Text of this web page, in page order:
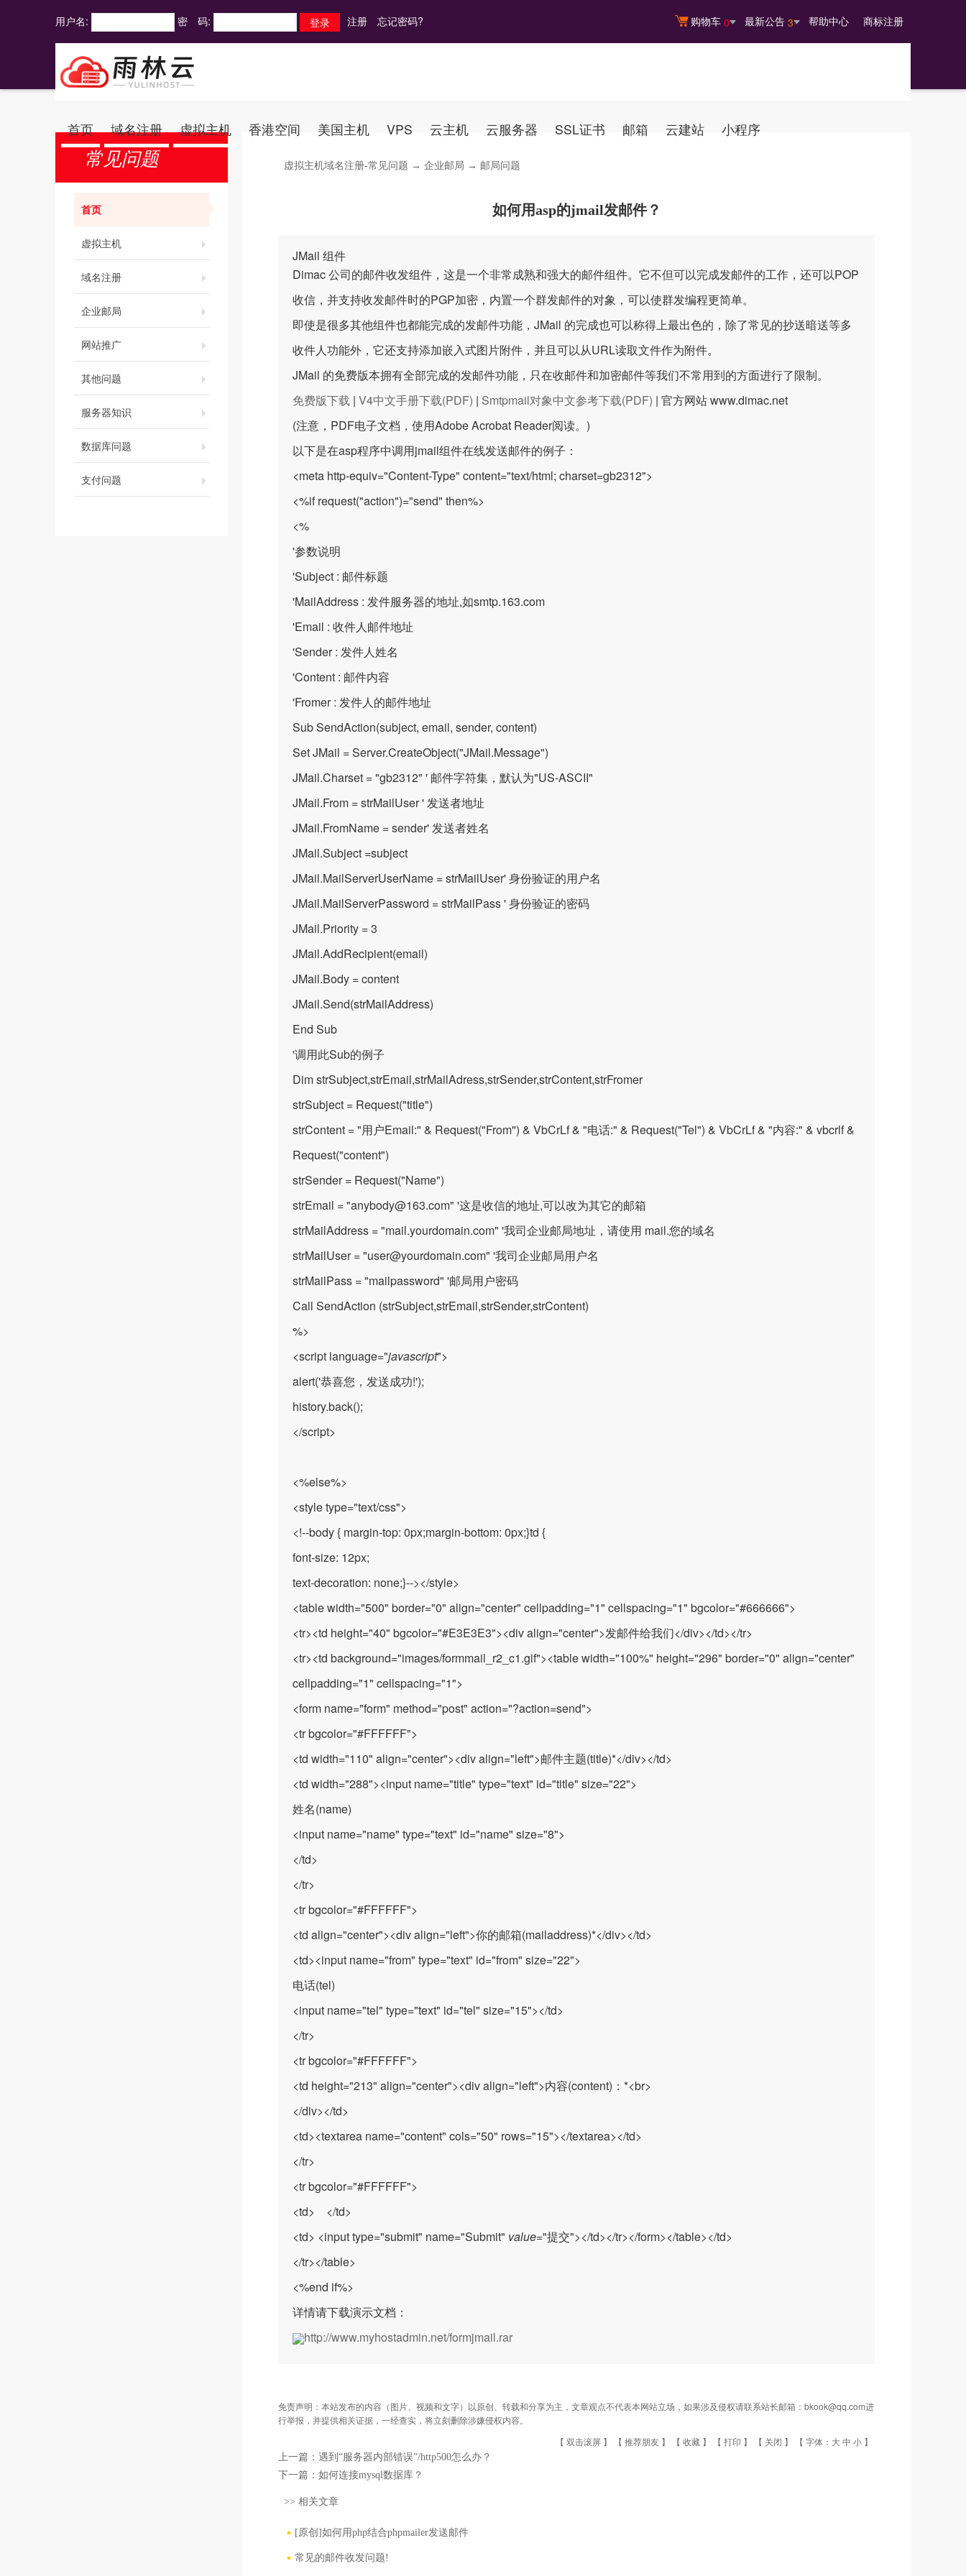
购物车 0 最新公告 3 帮助中心 商标注册
用户名: 密 码: 注册 忘记密码?
首页 域名注册 虚拟主机 香港空间 美国主机 VPS 云主机 云服务器 SSL证书 邮箱 云建站 小程序
常见问题
首页
虚拟主机
域名注册
企业邮局
网站推广
其他问题
服务器知识
数据库问题
支付问题
虚拟主机域名注册-常见问题 → 企业邮局 → 邮局问题
如何用asp的jmail发邮件？
JMail 组件
Dimac 公司的邮件收发组件，这是一个非常成熟和强大的邮件组件。它不但可以完成发邮件的工作，还可以POP
收信，并支持收发邮件时的PGP加密，内置一个群发邮件的对象，可以使群发编程更简单。
即使是很多其他组件也都能完成的发邮件功能，JMail 的完成也可以称得上最出色的，除了常见的抄送暗送等多
收件人功能外，它还支持添加嵌入式图片附件，并且可以从URL读取文件作为附件。
JMail 的免费版本拥有全部完成的发邮件功能，只在收邮件和加密邮件等我们不常用到的方面进行了限制。
免费版下载 | V4中文手册下载(PDF) | Smtpmail对象中文参考下载(PDF) | 官方网站 www.dimac.net
(注意，PDF电子文档，使用Adobe Acrobat Reader阅读。)
以下是在asp程序中调用jmail组件在线发送邮件的例子：
<meta http-equiv="Content-Type" content="text/html; charset=gb2312">
<%if request("action")="send" then%>
<%
'参数说明
'Subject : 邮件标题
'MailAddress : 发件服务器的地址,如smtp.163.com
'Email : 收件人邮件地址
'Sender : 发件人姓名
'Content : 邮件内容
'Fromer : 发件人的邮件地址
Sub SendAction(subject, email, sender, content)
Set JMail = Server.CreateObject("JMail.Message")
JMail.Charset = "gb2312" ' 邮件字符集，默认为"US-ASCII"
JMail.From = strMailUser ' 发送者地址
JMail.FromName = sender' 发送者姓名
JMail.Subject =subject
JMail.MailServerUserName = strMailUser' 身份验证的用户名
JMail.MailServerPassword = strMailPass ' 身份验证的密码
JMail.Priority = 3
JMail.AddRecipient(email)
JMail.Body = content
JMail.Send(strMailAddress)
End Sub
'调用此Sub的例子
Dim strSubject,strEmail,strMailAdress,strSender,strContent,strFromer
strSubject = Request("title")
strContent = "用户Email:" & Request("From") & VbCrLf & "电话:" & Request("Tel") & VbCrLf & "内容:" & vbcrlf &
Request("content")
strSender = Request("Name")
strEmail = "anybody@163.com" '这是收信的地址,可以改为其它的邮箱
strMailAddress = "mail.yourdomain.com" '我司企业邮局地址，请使用 mail.您的域名
strMailUser = "user@yourdomain.com" '我司企业邮局用户名
strMailPass = "mailpassword" '邮局用户密码
Call SendAction (strSubject,strEmail,strSender,strContent)
%>
<script language="javascript">
alert('恭喜您，发送成功!');
history.back();
</script>
<%else%>
<style type="text/css">
<!--body { margin-top: 0px;margin-bottom: 0px;}td {
font-size: 12px;
text-decoration: none;}--></style>
<table width="500" border="0" align="center" cellpadding="1" cellspacing="1" bgcolor="#666666">
<tr><td height="40" bgcolor="#E3E3E3"><div align="center">发邮件给我们</div></td></tr>
<tr><td background="images/formmail_r2_c1.gif"><table width="100%" height="296" border="0" align="center"
cellpadding="1" cellspacing="1">
<form name="form" method="post" action="?action=send">
<tr bgcolor="#FFFFFF">
<td width="110" align="center"><div align="left">邮件主题(title)*</div></td>
<td width="288"><input name="title" type="text" id="title" size="22">
姓名(name)
<input name="name" type="text" id="name" size="8">
</td>
</tr>
<tr bgcolor="#FFFFFF">
<td align="center"><div align="left">你的邮箱(mailaddress)*</div></td>
<td><input name="from" type="text" id="from" size="22">
电话(tel)
<input name="tel" type="text" id="tel" size="15"></td>
</tr>
<tr bgcolor="#FFFFFF">
<td height="213" align="center"><div align="left">内容(content)：*<br>
</div></td>
<td><textarea name="content" cols="50" rows="15"></textarea></td>
</tr>
<tr bgcolor="#FFFFFF">
<td> </td>
<td> <input type="submit" name="Submit" value="提交"></td></tr></form></table></td>
</tr></table>
<%end if%>
详情请下载演示文档：
http://www.myhostadmin.net/formjmail.rar
免责声明：本站发布的内容（图片、视频和文字）以原创、转载和分享为主，文章观点不代表本网站立场，如果涉及侵权请联系站长邮箱：bkook@qq.com进
行举报，并提供相关证据，一经查实，将立刻删除涉嫌侵权内容。
【 双击滚屏 】 【 推荐朋友 】 【 收藏 】 【 打印 】 【 关闭 】 【 字体： 大中 小 】
上一篇： 遇到“服务器内部错误”/http500怎么办？
下一篇： 如何连接mysql数据库？
>> 相关文章
[原创]如何用php结合phpmailer发送邮件
常见的邮件收发问题!